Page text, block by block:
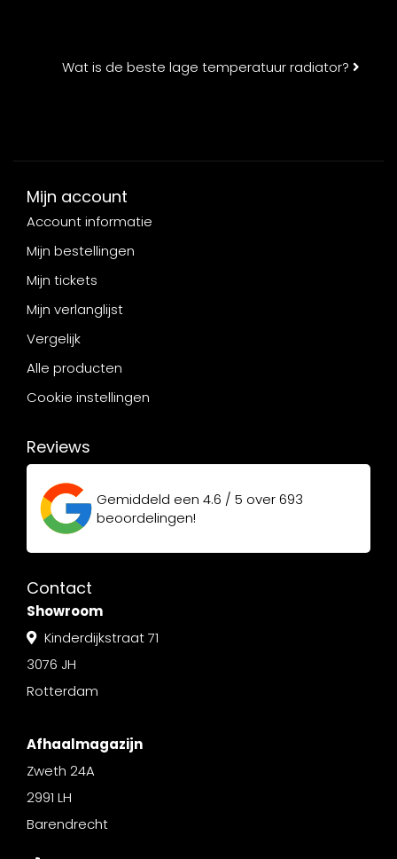
Wat is de beste lage temperatuur radiator?
Mijn account
Account informatie
Mijn bestellingen
Mijn tickets
Mijn verlanglijst
Vergelijk
Alle producten
Cookie instellingen
Reviews
Gemiddeld een 4.6 / 5 over693
beoordelingen!
Contact
Showroom
Kinderdijkstraat 71
3076 JH
Rotterdam
Afhaalmagazijn
Zweth 24A
2991 LH
Barendrecht